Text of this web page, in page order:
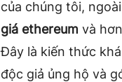
của chúng tôi,
giá ethereum và
Đây là kiến thức
độc giả ủng hộ và